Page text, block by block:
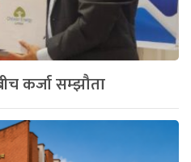
कर्जा सम्झौता